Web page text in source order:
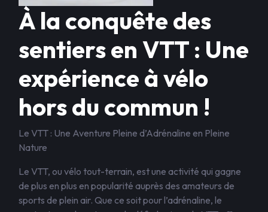
À la conquête des
sentiers en VTT : Une
expérience à vélo
hors du commun !
Le VTT : Une Aventure Pleine d’Adrénaline en Pleine
Nature
Le VTT, ou vélo tout-terrain, est une activité qui gagne
de plus en plus en popularité auprès des amateurs de
sports de plein air. Que ce soit pour l’adrénaline, le